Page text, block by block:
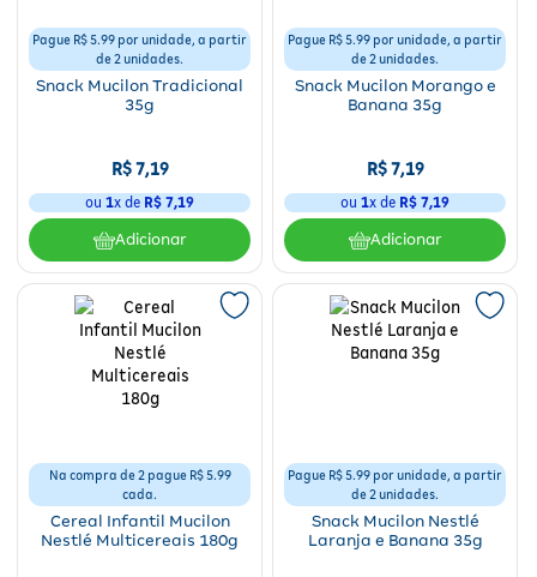
Pague R$ 5.99 por unidade, a partir
de 2 unidades.
Snack Mucilon Tradicional
35g
R$7,19
ou 1x de R$ 7,19
Adicionar
Pague R$ 5.99 por unidade, a partir
de 2 unidades.
Snack Mucilon Morango e
Banana 35g
R$7,19
ou 1x de R$ 7,19
Adicionar
Na compra de 2 pague R$ 5.99
cada.
Cereal Infantil Mucilon
Nestlé Multicereais 180g
Pague R$ 5.99 por unidade, a partir
de 2 unidades.
Snack Mucilon Nestlé
Laranja e Banana 35g
Saúde Feminina
Oftalmológicos
Saúde Masculina
Psicoativos e Hormonais
Medicamentos especiais
Tratamento Acne
Cuidados com a Pele
Protetor Solar
Limpeza de pele
Cabelos
Alimentação
Bebidas
Havaianas
Papelaria
Utilidades domésticos
Nutrição esportiva
Suplementos
Ortopédicos
Multilaser
Positivo
Acessórios
Cuidados intímos
Desodorantes
Cuidados geriátricos